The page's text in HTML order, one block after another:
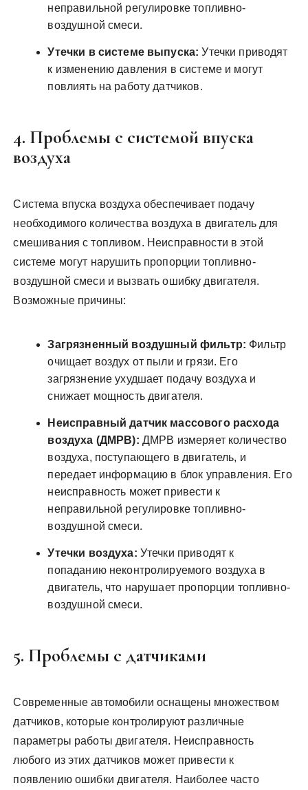
неправильной регулировке топливно-
воздушной смеси.
Утечки в системе выпуска: Утечки приводят
к изменению давления в системе и могут
повлиять на работу датчиков.
4. Проблемы с системой впуска
воздуха
Система впуска воздуха обеспечивает подачу
необходимого количества воздуха в двигатель для
смешивания с топливом. Неисправности в этой
системе могут нарушить пропорции топливно-
воздушной смеси и вызвать ошибку двигателя.
Возможные причины:
Загрязненный воздушный фильтр: Фильтр
очищает воздух от пыли и грязи. Его
загрязнение ухудшает подачу воздуха и
снижает мощность двигателя.
Неисправный датчик массового расхода
воздуха (ДМРВ): ДМРВ измеряет количество
воздуха, поступающего в двигатель, и
передает информацию в блок управления. Его
неисправность может привести к
неправильной регулировке топливно-
воздушной смеси.
Утечки воздуха: Утечки приводят к
попаданию неконтролируемого воздуха в
двигатель, что нарушает пропорции топливно-
воздушной смеси.
5. Проблемы с датчиками
Современные автомобили оснащены множеством
датчиков, которые контролируют различные
параметры работы двигателя. Неисправность
любого из этих датчиков может привести к
появлению ошибки двигателя. Наиболее часто